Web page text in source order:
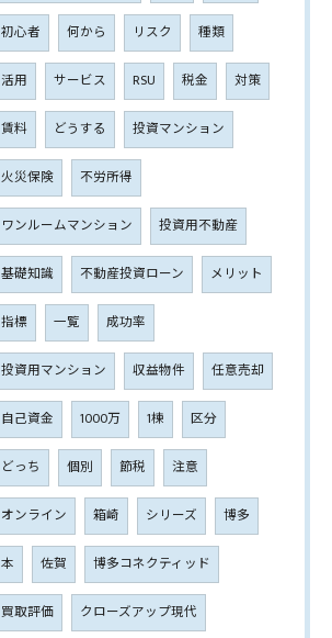
初心者 何から リスク 種類
活用 サービス RSU 税金 対策
賃料 どうする 投資マンション
火災保険 不労所得
ワンルームマンション 投資用不動産
基礎知識 不動産投資ローン メリット
指標 一覧 成功率
投資用マンション 収益物件 任意売却
自己資金 1000万 1棟 区分
どっち 個別 節税 注意
オンライン 箱崎 シリーズ 博多
本 佐賀 博多コネクティッド
買取評価 クローズアップ現代